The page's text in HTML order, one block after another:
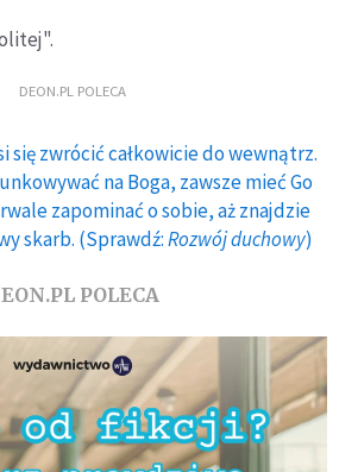
DEON.PL POLECA
się zwrócić całkowicie do wewnątrz.
na Boga, zawsze mieć Go
zapominać o sobie, aż znajdzie
skarb. (Sprawdź:Rozwój duchowy)
POLECA